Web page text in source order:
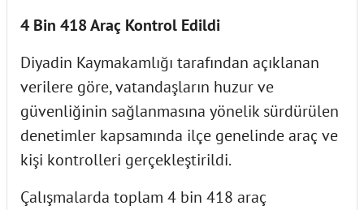
4 Bin 418 Araç Kontrol Edildi
Diyadin Kaymakamlığı tarafından açıklanan
verilere göre, vatandaşların huzur ve
güvenliğinin sağlanmasına yönelik sürdürülen
denetimler kapsamında ilçe genelinde araç ve
kişi kontrolleri gerçekleştirildi.
Çalışmalarda toplam 4 bin 418 araç